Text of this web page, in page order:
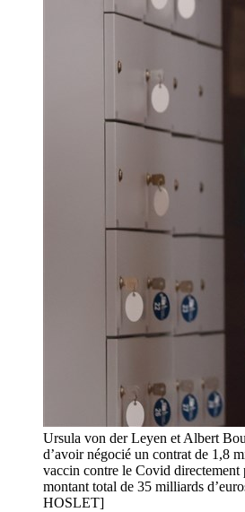
Ursula von der Leyen et Albert
d’avoir négocié un contrat de 1,8
vaccin contre le Covid directement
montant total de 35 milliards
HOSLET]